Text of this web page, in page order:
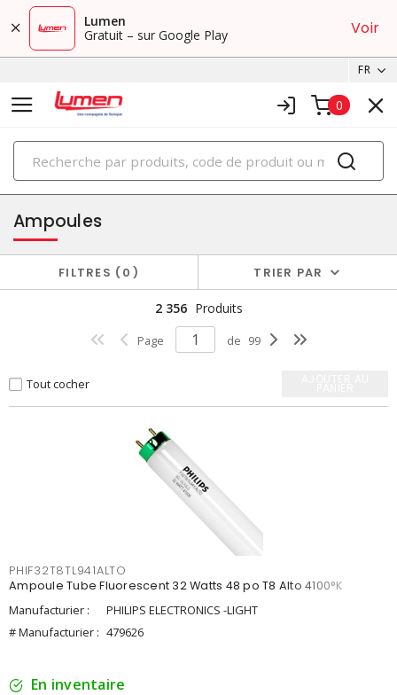
Lumen
Gratuit – sur Google Play
Voir
FR
0
PRODUITS
éclairage
Ampoules
FILTRES 0 TRIER PAR
2 356 Produits
Page de 99
Tout cocher
PHIF32T8TL941ALTO
Ampoule Tube Fluorescent 32 Watts 48 po T8 Alto 4100°K
Manufacturier :
PHILIPS ELECTRONICS -LIGHT
# Manufacturier : 479626
En inventaire